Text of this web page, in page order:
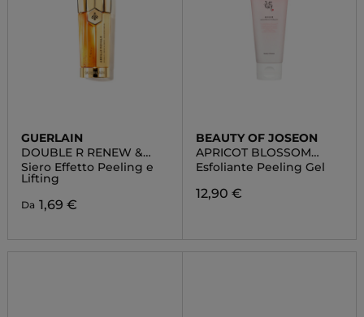
GUERLAIN
DOUBLE R RENEW &
REPAIR ADVANCED
SERUM
Siero Effetto Peeling e
Lifting
Da 1,69 €
BEAUTY OF JOSEON
APRICOT BLOSSOM
PEELING GEL
Esfoliante Peeling Gel
12,90 €